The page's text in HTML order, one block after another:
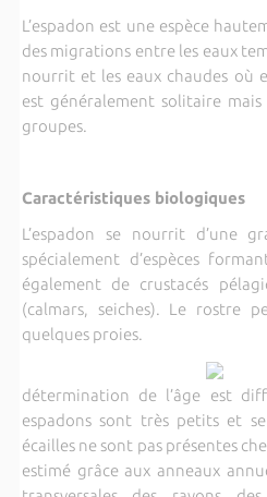
L’espadon est une espèce
des migrations entre les eaux
nourrit et les eaux chaudes où
est généralement solitaire
groupes.
Caractéristiques biologiques
L’espadon se nourrit d’une
spécialement d’espèces
également de crustacés
(calmars, seiches). Le rostre
quelques proies.
détermination de l’âge est
espadons sont très petits et
écailles ne sont pas présentes
estimé grâce aux anneaux